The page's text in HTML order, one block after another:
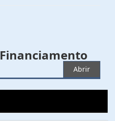
Financiamento
Abrir